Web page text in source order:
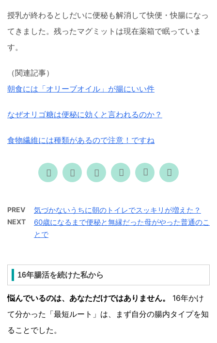
授乳が終わるとしだいに便秘も解消して快便・快腸になっ
てきました。残ったマグミットは現在薬箱で眠っていま
す。
（関連記事）
朝食には「オリーブオイル」が腸にいい件
なぜオリゴ糖は便秘に効くと言われるのか？
食物繊維には種類があるので注意！ですね
PREV 気づかないうちに朝のトイレでスッキリが増えた？
NEXT
60歳になるまで便秘と無縁だった母がやった普通のこ
とで
16年腸活を続けた私から
悩んでいるのは、あなただけではありません。
16年かけ
て分かった「最短ルート」は、まず自分の腸内タイプを知
ることでした。